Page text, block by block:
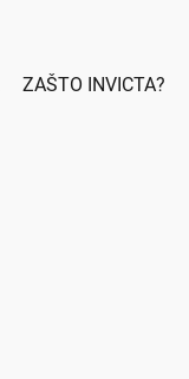
ZAŠTO INVICTA?